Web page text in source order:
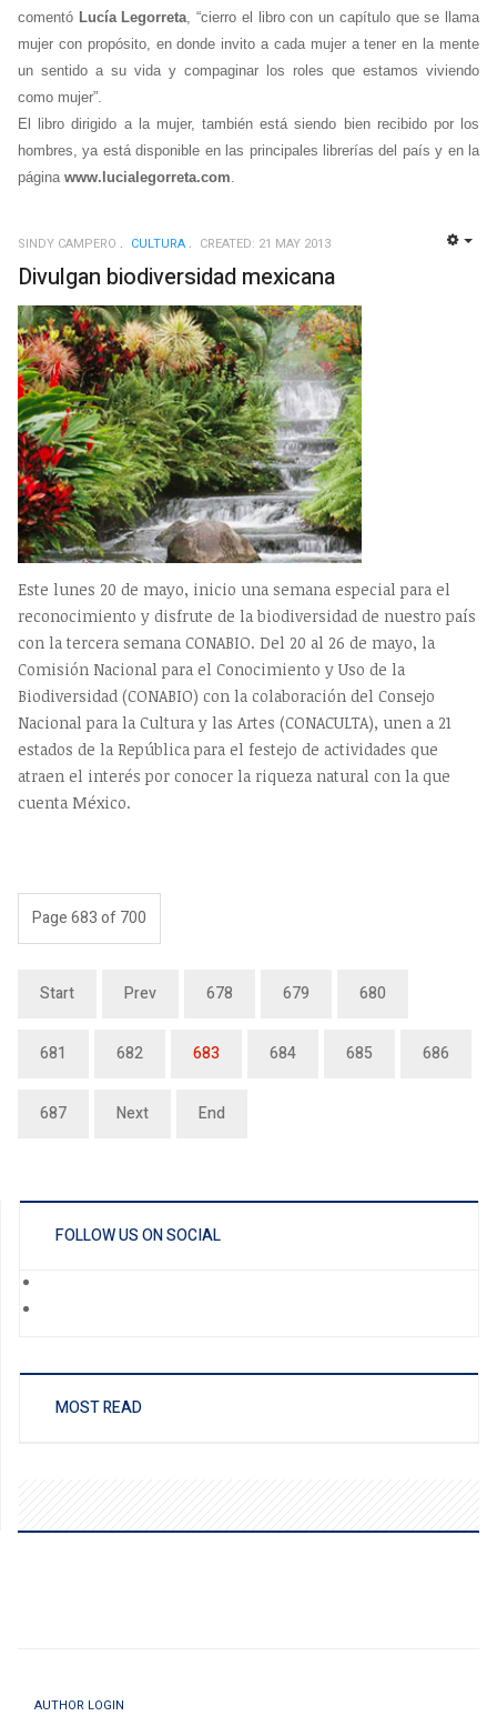
comentó Lucía Legorreta , “cierro el libro con un capítulo que se llama
mujer con propósito, en donde invito a cada mujer a tener en la mente
un sentido a su vida y compaginar los roles que estamos viviendo
como mujer”.
El libro dirigido a la mujer, también está siendo bien recibido por los
hombres, ya está disponible en las principales librerías del país y en la
página www.lucialegorreta.com
SINDY CAMPERO CULTURA CREATED: 21 MAY 2013
Divulgan biodiversidad mexicana
Este lunes 20 de mayo, inicio una semana especial para el
reconocimiento y disfrute de la biodiversidad de nuestro país
con la tercera semana CONABIO. Del 20 al 26 de mayo, la
Comisión Nacional para el Conocimiento y Uso de la
Biodiversidad (CONABIO) con la colaboración del Consejo
Nacional para la Cultura y las Artes (CONACULTA), unen a 21
estados de la República para el festejo de actividades que
atraen el interés por conocer la riqueza natural con la que
cuenta México.
Page 683 of 700
Start Prev 678 679 680
681 682 683 684 685 686
687 Next End
FOLLOW US ON SOCIAL
MOST READ
AUTHOR LOGIN